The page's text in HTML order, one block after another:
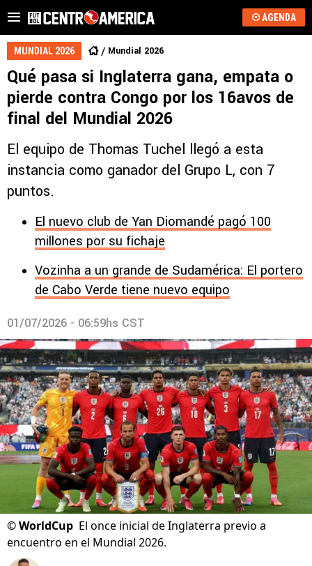
AGENDA
MUNDIAL 2026 Mundial 2026
Qué pasa si Inglaterra gana, empata o
pierde contra Congo por los 16avos de
final del Mundial 2026
El equipo de Thomas Tuchel llegó a esta
instancia como ganador del Grupo L, con 7
puntos.
El nuevo club de Yan Diomandé pagó 100
millones por su fichaje
Vozinha a un grande de Sudamérica: El portero
de Cabo Verde tiene nuevo equipo
01/07/2026 - 06:59hs CST
©WorldCup El once inicial de Inglaterra previo a
encuentro en el Mundial 2026.